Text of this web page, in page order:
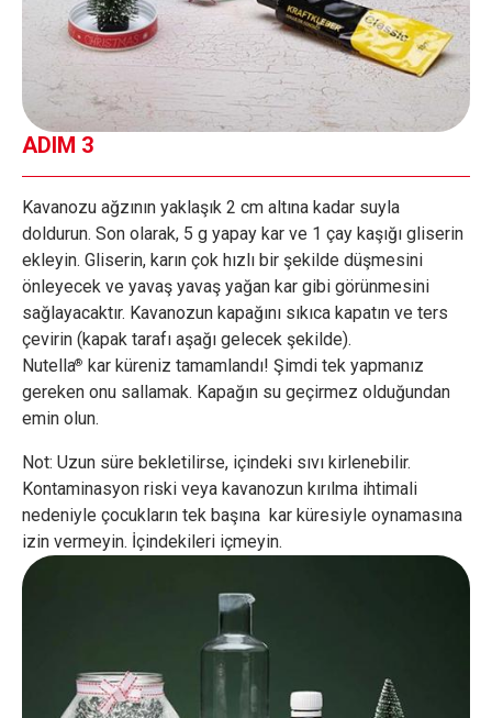
ADIM 3
Kavanozu ağzının yaklaşık 2 cm altına kadar suyla
doldurun. Son olarak, 5 g yapay kar ve 1 çay kaşığı gliserin
ekleyin. Gliserin, karın çok hızlı bir şekilde düşmesini
önleyecek ve yavaş yavaş yağan kar gibi görünmesini
sağlayacaktır. Kavanozun kapağını sıkıca kapatın ve ters
çevirin (kapak tarafı aşağı gelecek şekilde).
Nutella® kar küreniz tamamlandı! Şimdi tek yapmanız
gereken onu sallamak. Kapağın su geçirmez olduğundan
emin olun.
Not: Uzun süre bekletilirse, içindeki sıvı kirlenebilir.
Kontaminasyon riski veya kavanozun kırılma ihtimali
nedeniyle çocukların tek başına kar küresiyle oynamasına
izin vermeyin. İçindekileri içmeyin.